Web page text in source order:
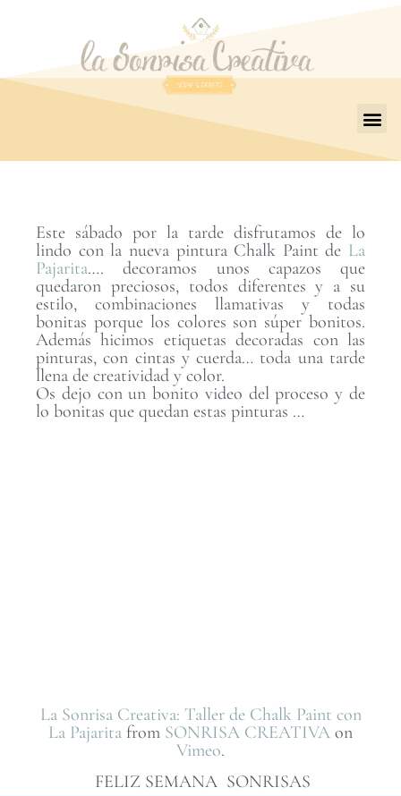
Este sábado por la tarde disfrutamos de lo
lindo con la nueva pintura Chalk Paint de La
Pajarita…. decoramos unos capazos que
quedaron preciosos, todos diferentes y a su
estilo, combinaciones llamativas y todas
bonitas porque los colores son súper bonitos.
Además hicimos etiquetas decoradas con las
pinturas, con cintas y cuerda… toda una tarde
llena de creatividad y color.
Os dejo con un bonito video del proceso y de
lo bonitas que quedan estas pinturas …
La Sonrisa Creativa: Taller de Chalk Paint con
La Pajarita from SONRISA CREATIVA on
Vimeo.
FELIZ SEMANA SONRISAS